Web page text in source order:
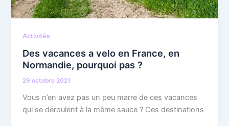
Activités
Des vacances a velo en France, en
Normandie, pourquoi pas ?
29 octobre 2021
Vous n’en avez pas un peu marre de ces vacances
qui se déroulent à la même sauce ? Ces destinations